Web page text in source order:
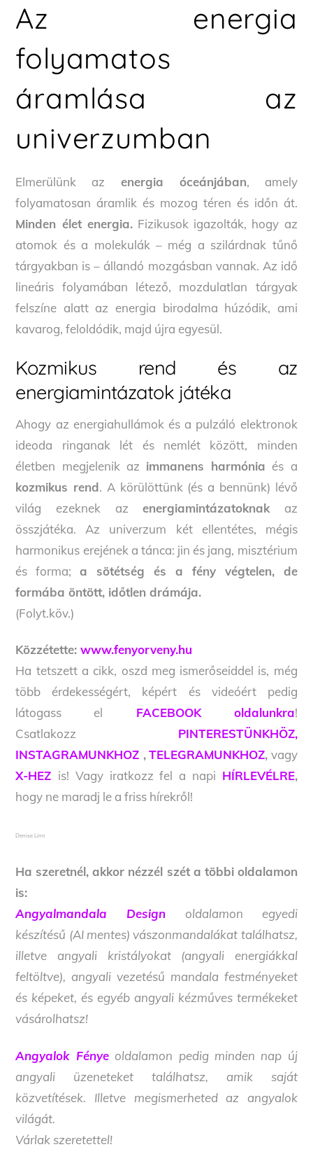
Az energia
folyamatos
áramlása az
univerzumban
Elmerülünk az energia óceánjában, amely
folyamatosan áramlik és mozog téren és időn át.
Minden élet energia.Fizikusok igazolták, hogy az
atomok és a molekulák – még a szilárdnak tűnő
tárgyakban is – állandó mozgásban vannak. Az idő
lineáris folyamában létező, mozdulatlan tárgyak
felszíne alatt az energia birodalma húzódik, ami
kavarog, feloldódik, majd újra egyesül.
Kozmikus rend és az
energiamintázatok játéka
Ahogy az energiahullámok és a pulzáló elektronok
ideoda ringanak lét és nemlét között, minden
életben megjelenik az immanens harmónia és a
kozmikus rend. A körülöttünk (és a bennünk) lévő
világ ezeknek azenergiamintázatoknak az
összjátéka. Az univerzum két ellentétes, mégis
harmonikus erejének a tánca: jin és jang, misztérium
és forma;a sötétség és a fény végtelen, de
formába öntött, időtlen drámája.
(Folyt.köv.)
Közzétette:www.fenyorveny.hu
Ha tetszett a cikk, oszd meg ismerőseiddel is, még
több érdekességért, képért és videóért pedig
látogass el
FACEBOOK oldalunkra!
Csatlakozz PINTERESTÜNKHÖZ,
INSTAGRAMUNKHOZ , TELEGRAMUNKHOZ, vagy
X-HEZ is! Vagy iratkozz fel a napi HÍRLEVÉLRE,
hogy ne maradj le a friss hírekről!
Denise Linn
Ha szeretnél, akkor nézzél szét a többi oldalamon
is:
Angyalmandala Design oldalamon egyedi
készítésű (AI mentes) vászonmandalákat találhatsz,
illetve angyali kristályokat (angyali energiákkal
feltöltve), angyali vezetésű mandala festményeket
és képeket, és egyéb angyali kézműves termékeket
vásárolhatsz!
Angyalok Fényeoldalamon pedig minden nap új
angyali üzeneteket találhatsz, amik saját
közvetítések. Illetve megismerheted az angyalok
világát.
Várlak szeretettel!